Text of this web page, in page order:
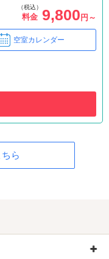
（税込）
料金 9,800円～
空室カレンダー
ら